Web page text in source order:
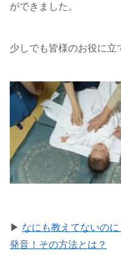
ができました。
少しでも皆様のお役に立
▶ なにも教えてないの
発音！その方法とは？